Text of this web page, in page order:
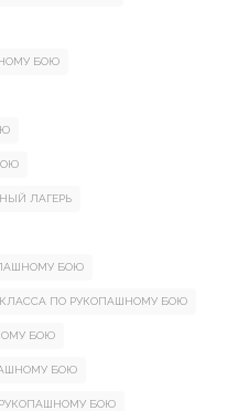
БОЮ
ЛАГЕРЬ
БОЮ
ПО РУКОПАШНОМУ БОЮ
БОЮ
БОЮ
БОЮ